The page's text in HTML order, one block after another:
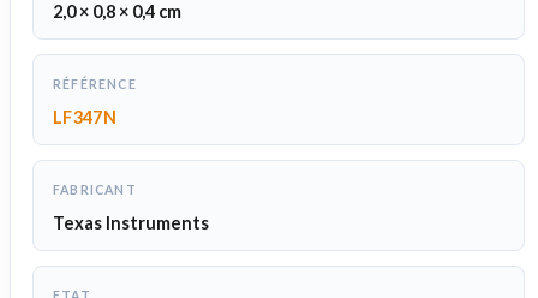
2,0 × 0,8 × 0,4 cm
RÉFÉRENCE
LF347N
FABRICANT
Texas Instruments